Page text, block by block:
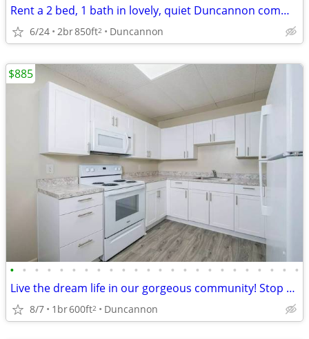
Rent a 2 bed, 1 bath in lovely, quiet Duncannon community!
6/24 2br850ft2 Duncannon
• • • • • • • • • • • • • • • • • • • • • • • •
Live the dream life in our gorgeous community! Stop by for a tour!
8/7 1br600ft2 Duncannon
$885